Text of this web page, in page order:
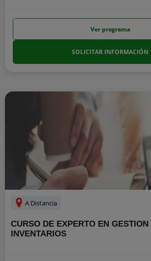
Ver programa
SOLICITAR INFORMACIÓN
A Distancia
CURSO DE EXPERTO EN GESTION
INVENTARIOS